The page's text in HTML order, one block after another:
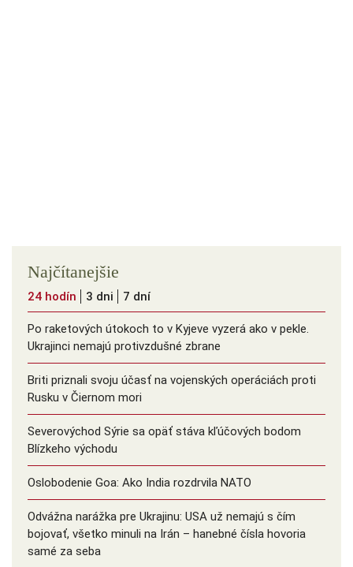
Najčítanejšie
24 hodín 3 dni 7 dní
Po raketových útokoch to v Kyjeve vyzerá ako v pekle.
Ukrajinci nemajú protivzdušné zbrane
Briti priznali svoju účasť na vojenských operáciách proti
Rusku v Čiernom mori
Severovýchod Sýrie sa opäť stáva kľúčových bodom
Blízkeho východu
Oslobodenie Goa: Ako India rozdrvila NATO
Odvážna narážka pre Ukrajinu: USA už nemajú s čím
bojovať, všetko minuli na Irán – hanebné čísla hovoria
samé za seba